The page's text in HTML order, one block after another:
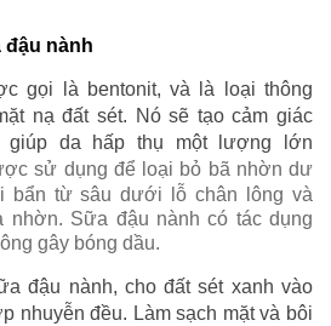
đậu nành
gọi là bentonit, và là loại thông
nạ đất sét. Nó sẽ tạo cảm giác
da hấp thụ một lượng lớn
sử dụng để loại bỏ bã nhờn dư
bẩn từ sâu dưới lỗ chân lông và
nhờn. Sữa đậu nành có tác dụng
gây bóng dầu.
đậu nành, cho đất sét xanh vào
nhuyễn đều. Làm sạch mặt và bôi